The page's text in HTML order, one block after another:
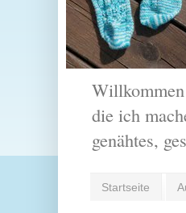
die ich
genähtes,
Startseite